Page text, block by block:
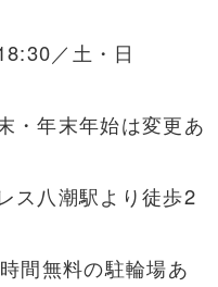
／土・日
・年末年始は変更あ
ス八潮駅より徒歩2
間無料の駐輪場あ